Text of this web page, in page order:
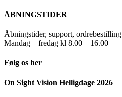
ÅBNINGSTIDER
Åbningstider, support, ordrebestilling
Mandag – fredag kl 8.00 – 16.00
Følg os her
On Sight Vision Helligdage 2026